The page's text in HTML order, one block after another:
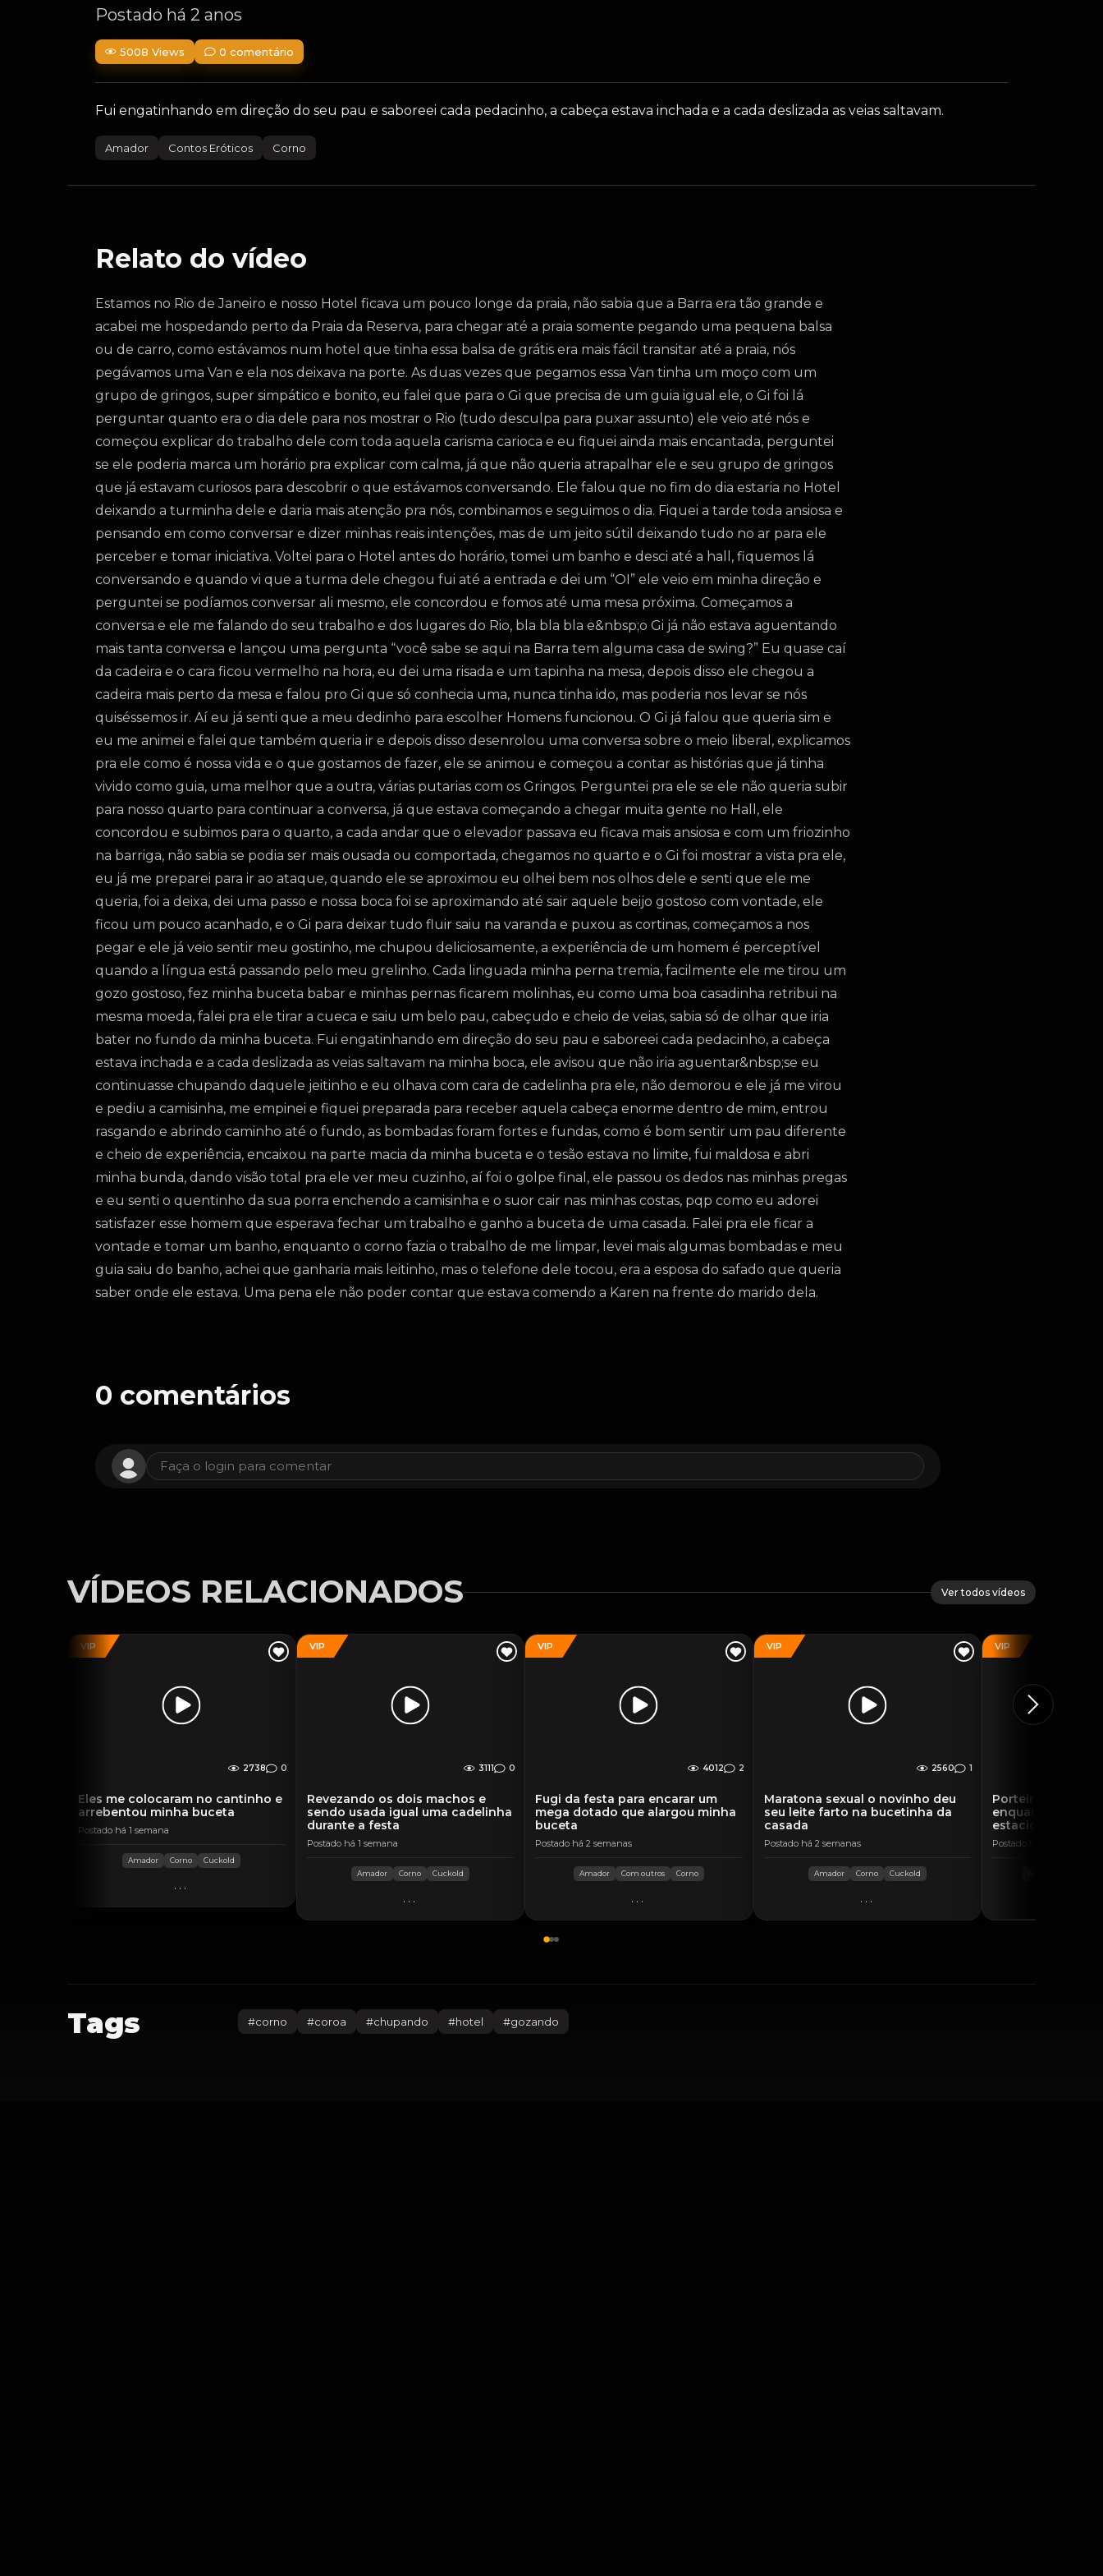
Postado há 2 anos
5008 Views 0 comentário
Fui engatinhando em direção do seu pau e saboreei cada pedacinho, a cabeça estava inchada e a cada deslizada as veias saltavam.
Amador Contos Eróticos Corno
Relato do vídeo
Estamos no Rio de Janeiro e nosso Hotel ficava um pouco longe da praia, não sabia que a Barra era tão grande e
acabei me hospedando perto da Praia da Reserva, para chegar até a praia somente pegando uma pequena balsa
ou de carro, como estávamos num hotel que tinha essa balsa de grátis era mais fácil transitar até a praia, nós
pegávamos uma Van e ela nos deixava na porte. As duas vezes que pegamos essa Van tinha um moço com um
grupo de gringos, super simpático e bonito, eu falei que para o Gi que precisa de um guia igual ele, o Gi foi lá
perguntar quanto era o dia dele para nos mostrar o Rio (tudo desculpa para puxar assunto) ele veio até nós e
começou explicar do trabalho dele com toda aquela carisma carioca e eu fiquei ainda mais encantada, perguntei
se ele poderia marca um horário pra explicar com calma, já que não queria atrapalhar ele e seu grupo de gringos
que já estavam curiosos para descobrir o que estávamos conversando. Ele falou que no fim do dia estaria no Hotel
deixando a turminha dele e daria mais atenção pra nós, combinamos e seguimos o dia. Fiquei a tarde toda ansiosa e
pensando em como conversar e dizer minhas reais intenções, mas de um jeito sútil deixando tudo no ar para ele
perceber e tomar iniciativa. Voltei para o Hotel antes do horário, tomei um banho e desci até a hall, fiquemos lá
conversando e quando vi que a turma dele chegou fui até a entrada e dei um “OI” ele veio em minha direção e
perguntei se podíamos conversar ali mesmo, ele concordou e fomos até uma mesa próxima. Começamos a
conversa e ele me falando do seu trabalho e dos lugares do Rio, bla bla bla e&nbsp;o Gi já não estava aguentando
mais tanta conversa e lançou uma pergunta “você sabe se aqui na Barra tem alguma casa de swing?” Eu quase caí
da cadeira e o cara ficou vermelho na hora, eu dei uma risada e um tapinha na mesa, depois disso ele chegou a
cadeira mais perto da mesa e falou pro Gi que só conhecia uma, nunca tinha ido, mas poderia nos levar se nós
quiséssemos ir. Aí eu já senti que a meu dedinho para escolher Homens funcionou. O Gi já falou que queria sim e
eu me animei e falei que também queria ir e depois disso desenrolou uma conversa sobre o meio liberal, explicamos
pra ele como é nossa vida e o que gostamos de fazer, ele se animou e começou a contar as histórias que já tinha
vivido como guia, uma melhor que a outra, várias putarias com os Gringos. Perguntei pra ele se ele não queria subir
para nosso quarto para continuar a conversa, já que estava começando a chegar muita gente no Hall, ele
concordou e subimos para o quarto, a cada andar que o elevador passava eu ficava mais ansiosa e com um friozinho
na barriga, não sabia se podia ser mais ousada ou comportada, chegamos no quarto e o Gi foi mostrar a vista pra ele,
eu já me preparei para ir ao ataque, quando ele se aproximou eu olhei bem nos olhos dele e senti que ele me
queria, foi a deixa, dei uma passo e nossa boca foi se aproximando até sair aquele beijo gostoso com vontade, ele
ficou um pouco acanhado, e o Gi para deixar tudo fluir saiu na varanda e puxou as cortinas, começamos a nos
pegar e ele já veio sentir meu gostinho, me chupou deliciosamente, a experiência de um homem é perceptível
quando a língua está passando pelo meu grelinho. Cada linguada minha perna tremia, facilmente ele me tirou um
gozo gostoso, fez minha buceta babar e minhas pernas ficarem molinhas, eu como uma boa casadinha retribui na
mesma moeda, falei pra ele tirar a cueca e saiu um belo pau, cabeçudo e cheio de veias, sabia só de olhar que iria
bater no fundo da minha buceta. Fui engatinhando em direção do seu pau e saboreei cada pedacinho, a cabeça
estava inchada e a cada deslizada as veias saltavam na minha boca, ele avisou que não iria aguentar&nbsp;se eu
continuasse chupando daquele jeitinho e eu olhava com cara de cadelinha pra ele, não demorou e ele já me virou
e pediu a camisinha, me empinei e fiquei preparada para receber aquela cabeça enorme dentro de mim, entrou
rasgando e abrindo caminho até o fundo, as bombadas foram fortes e fundas, como é bom sentir um pau diferente
e cheio de experiência, encaixou na parte macia da minha buceta e o tesão estava no limite, fui maldosa e abri
minha bunda, dando visão total pra ele ver meu cuzinho, aí foi o golpe final, ele passou os dedos nas minhas pregas
e eu senti o quentinho da sua porra enchendo a camisinha e o suor cair nas minhas costas, pqp como eu adorei
satisfazer esse homem que esperava fechar um trabalho e ganho a buceta de uma casada. Falei pra ele ficar a
vontade e tomar um banho, enquanto o corno fazia o trabalho de me limpar, levei mais algumas bombadas e meu
guia saiu do banho, achei que ganharia mais leitinho, mas o telefone dele tocou, era a esposa do safado que queria
saber onde ele estava. Uma pena ele não poder contar que estava comendo a Karen na frente do marido dela.
0 comentários
Faça o login para comentar
VÍDEOS RELACIONADOS Ver todos vídeos
VIP
2738 0
Eles me colocaram no cantinho e
arrebentou minha buceta
Postado há 1 semana
Amador Corno Cuckold
...
VIP
3111 0
Revezando os dois machos e
sendo usada igual uma cadelinha
durante a festa
Postado há 1 semana
Amador Corno Cuckold
...
VIP
4012 2
Fugi da festa para encarar um
mega dotado que alargou minha
buceta
Postado há 2 semanas
Amador Com outros Corno
...
VIP
2560 1
Maratona sexual o novinho deu
seu leite farto na bucetinha da
casada
Postado há 2 semanas
Amador Corno Cuckold
...
VIP
Porteiro do hotel
enquanto fodia
estacionamento
Postado há 4 dias
Tags #corno #coroa #chupando #hotel #gozando